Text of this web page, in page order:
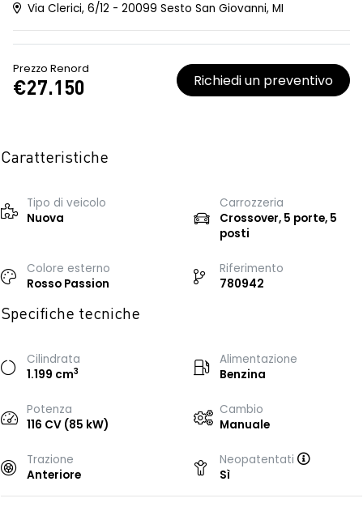
Via Clerici, 6/12 - 20099 Sesto San Giovanni, MI
Prezzo Renord
€27.150 Richiedi un preventivo
Caratteristiche
Tipo di veicolo
Nuova
Carrozzeria
Crossover, 5 porte, 5
posti
Colore esterno
Rosso Passion
Riferimento
780942
Specifiche tecniche
Cilindrata
1.199 cm3
Alimentazione
Benzina
Potenza
116 CV (85 kW)
Cambio
Manuale
Trazione
Anteriore
Neopatentati
Sì